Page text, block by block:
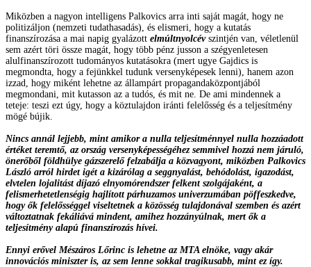
Miközben a nagyon intelligens Palkovics arra inti saját magát, hogy ne
politizáljon (nemzeti tudathasadás), és elismeri, hogy a kutatás
finanszírozása a mai napig gyalázott elmúltnyolcévszintjén van, véletlenül
sem azért töri össze magát, hogy több pénz jusson a szégyenletesen
alulfinanszírozott tudományos kutatásokra (mert ugye Gajdics is
megmondta, hogy a fejünkkel tudunk versenyképesek lenni), hanem azon
izzad, hogy miként lehetne az állampárt propagandaközpontjából
megmondani, mit kutasson az a tudós, és mit ne. De ami mindennek a
teteje: teszi ezt úgy, hogy a köztulajdon iránti felelősség és a teljesítmény
mögé bújik.
Nincs annál lejjebb, mint amikor a nulla teljesítménnyel nulla hozzáadott
értéket teremtő, az ország versenyképességéhez semmivel hozzá nem járuló,
önerőből földhülye gázszerelő felzabálja a közvagyont, miközben Palkovics
László arról hirdet igét a kizárólag a seggnyalást, behódolást, igazodást,
elvtelen lojalitást díjazó elnyomórendszer felkent szolgájaként, a
felismerhetetlenségig hajlított párhuzamos univerzumában pöffeszkedve,
hogy ők felelősséggel viseltetnek a közösség tulajdonával szemben és azért
változtatnak fekáliává mindent, amihez hozzányúlnak, mert ők a
teljesítmény alapú finanszírozás hívei.
Ennyi erővel Mészáros Lőrinc is lehetne az MTA elnöke, vagy akár
innovációs miniszter is, az sem lenne sokkal tragikusabb, mint ez így.